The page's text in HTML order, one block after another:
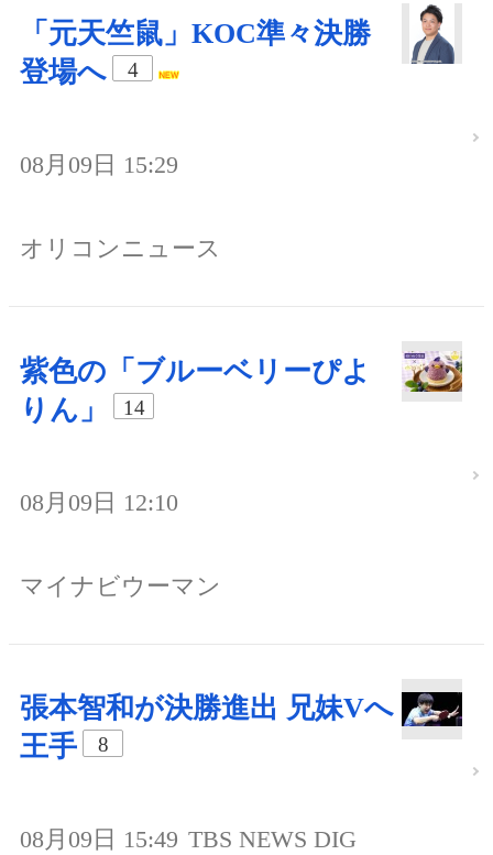
「元天竺鼠」KOC準々決勝
登場へ
4
08月09日 15:29
オリコンニュース
紫色の「ブルーベリーぴよ
りん」
14
08月09日 12:10
マイナビウーマン
張本智和が決勝進出 兄妹Vへ
王手
8
08月09日 15:49 TBS NEWS DIG